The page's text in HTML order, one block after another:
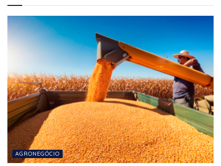
AGRONEGÓCIO